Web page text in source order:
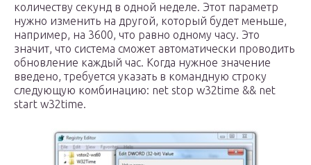
количеству секунд в одной неделе. Этот параметр
нужно изменить на другой, который будет меньше,
например, на 3600, что равно одному часу. Это
значит, что система сможет автоматически проводить
обновление каждый час. Когда нужное значение
введено, требуется указать в командную строку
следующую комбинацию: net stop w32time && net
start w32time.